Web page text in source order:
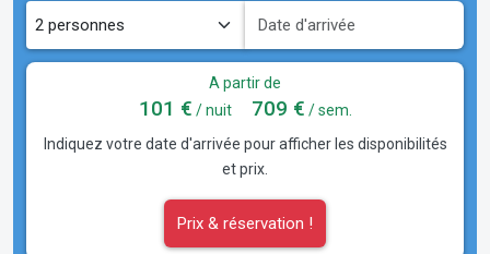
A partir de
101 € / nuit 709 € / sem.
Indiquez votre date d'arrivée pour afficher les disponibilités
et prix.
Prix & réservation !